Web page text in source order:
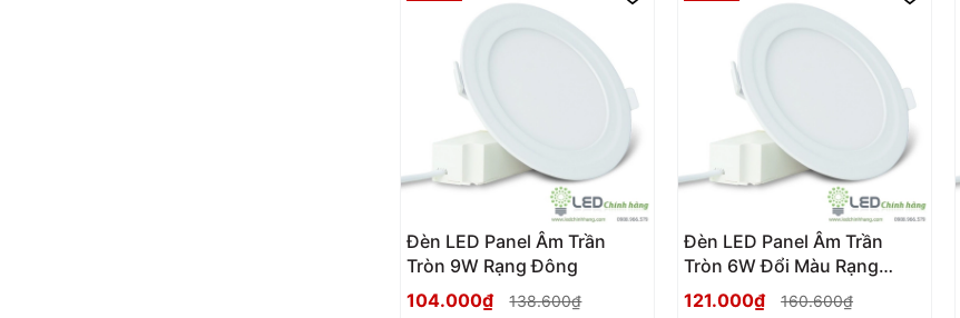
Đèn LED Panel Âm Trần
Tròn 9W Rạng Đông
104.000₫
138.600₫
Đèn LED Panel Âm Trần
Tròn 6W Đổi Màu Rạng
Đông
121.000₫ 160.600₫